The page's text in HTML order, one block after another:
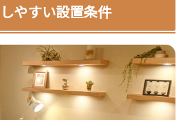
やすい設置条件